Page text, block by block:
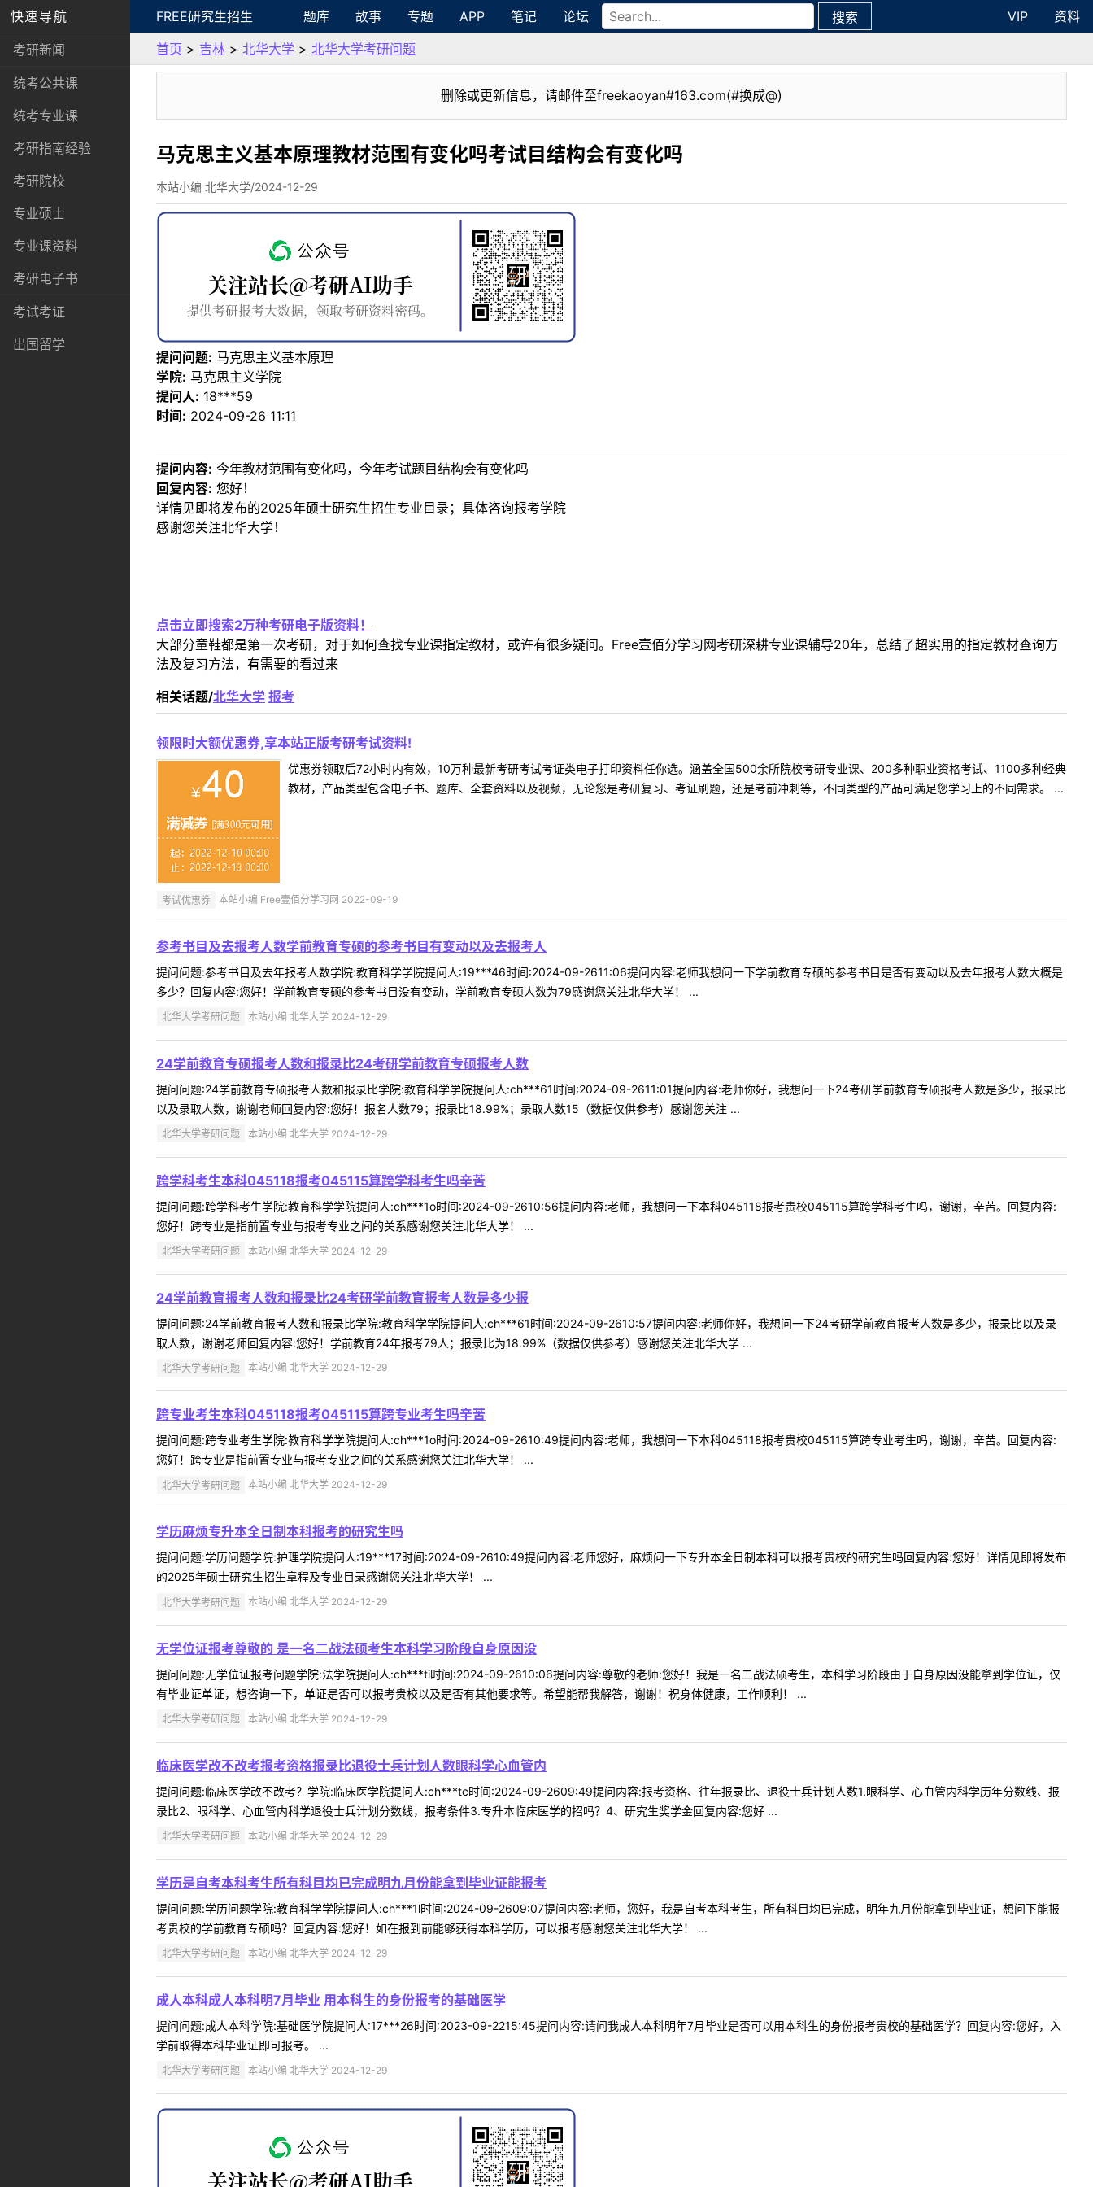
快速导航
考研新闻
统考公共课
统考专业课
考研指南经验
考研院校
专业硕士
专业课资料
考研电子书
考试考证
出国留学
FREE研究生招生 题库 故事 专题 APP 笔记 论坛 搜索 VIP
资料
首页 > 吉林 > 北华大学 > 北华大学考研问题
删除或更新信息，请邮件至freekaoyan#163.com(#换成@)
马克思主义基本原理教材范围有变化吗考试目结构会有变化吗
本站小编 北华大学/2024-12-29
提问问题: 马克思主义基本原理
学院: 马克思主义学院
提问人: 18***59
时间: 2024-09-26 11:11
提问内容: 今年教材范围有变化吗，今年考试题目结构会有变化吗
回复内容: 您好！
详情见即将发布的2025年硕士研究生招生专业目录；具体咨询报考学院
感谢您关注北华大学！
点击立即搜索2万种考研电子版资料！
大部分童鞋都是第一次考研，对于如何查找专业课指定教材，或许有很多疑问。Free壹佰分学习网考研深耕专业课辅导20年，总结了超实用的指定教材查询方
法及复习方法，有需要的看过来
相关话题/北华大学 报考
领限时大额优惠券,享本站正版考研考试资料!
优惠券领取后72小时内有效，10万种最新考研考试考证类电子打印资料任你选。涵盖全国500余所院校考研专业课、200多种职业资格考试、1100多种经典
教材，产品类型包含电子书、题库、全套资料以及视频，无论您是考研复习、考证刷题，还是考前冲刺等，不同类型的产品可满足您学习上的不同需求。 ...
考试优惠券 本站小编 Free壹佰分学习网 2022-09-19
参考书目及去报考人数学前教育专硕的参考书目有变动以及去报考人
提问问题:参考书目及去年报考人数学院:教育科学学院提问人:19***46时间:2024-09-2611:06提问内容:老师我想问一下学前教育专硕的参考书目是否有变动以及去年报考人数大概是
多少？回复内容:您好！学前教育专硕的参考书目没有变动，学前教育专硕人数为79感谢您关注北华大学！ ...
北华大学考研问题 本站小编 北华大学 2024-12-29
24学前教育专硕报考人数和报录比24考研学前教育专硕报考人数
提问问题:24学前教育专硕报考人数和报录比学院:教育科学学院提问人:ch***61时间:2024-09-2611:01提问内容:老师你好，我想问一下24考研学前教育专硕报考人数是多少，报录比
以及录取人数，谢谢老师回复内容:您好！报名人数79；报录比18.99%；录取人数15（数据仅供参考）感谢您关注 ...
北华大学考研问题 本站小编 北华大学 2024-12-29
跨学科考生本科045118报考045115算跨学科考生吗辛苦
提问问题:跨学科考生学院:教育科学学院提问人:ch***1o时间:2024-09-2610:56提问内容:老师，我想问一下本科045118报考贵校045115算跨学科考生吗，谢谢，辛苦。回复内容:
您好！跨专业是指前置专业与报考专业之间的关系感谢您关注北华大学！ ...
北华大学考研问题 本站小编 北华大学 2024-12-29
24学前教育报考人数和报录比24考研学前教育报考人数是多少报
提问问题:24学前教育报考人数和报录比学院:教育科学学院提问人:ch***61时间:2024-09-2610:57提问内容:老师你好，我想问一下24考研学前教育报考人数是多少，报录比以及录
取人数，谢谢老师回复内容:您好！学前教育24年报考79人；报录比为18.99%（数据仅供参考）感谢您关注北华大学 ...
北华大学考研问题 本站小编 北华大学 2024-12-29
跨专业考生本科045118报考045115算跨专业考生吗辛苦
提问问题:跨专业考生学院:教育科学学院提问人:ch***1o时间:2024-09-2610:49提问内容:老师，我想问一下本科045118报考贵校045115算跨专业考生吗，谢谢，辛苦。回复内容:
您好！跨专业是指前置专业与报考专业之间的关系感谢您关注北华大学！ ...
北华大学考研问题 本站小编 北华大学 2024-12-29
学历麻烦专升本全日制本科报考的研究生吗
提问问题:学历问题学院:护理学院提问人:19***17时间:2024-09-2610:49提问内容:老师您好，麻烦问一下专升本全日制本科可以报考贵校的研究生吗回复内容:您好！详情见即将发布
的2025年硕士研究生招生章程及专业目录感谢您关注北华大学！ ...
北华大学考研问题 本站小编 北华大学 2024-12-29
无学位证报考尊敬的 是一名二战法硕考生本科学习阶段自身原因没
提问问题:无学位证报考问题学院:法学院提问人:ch***ti时间:2024-09-2610:06提问内容:尊敬的老师:您好！我是一名二战法硕考生，本科学习阶段由于自身原因没能拿到学位证，仅
有毕业证单证，想咨询一下，单证是否可以报考贵校以及是否有其他要求等。希望能帮我解答，谢谢！祝身体健康，工作顺利！ ...
北华大学考研问题 本站小编 北华大学 2024-12-29
临床医学改不改考报考资格报录比退役士兵计划人数眼科学心血管内
提问问题:临床医学改不改考？学院:临床医学院提问人:ch***tc时间:2024-09-2609:49提问内容:报考资格、往年报录比、退役士兵计划人数1.眼科学、心血管内科学历年分数线、报
录比2、眼科学、心血管内科学退役士兵计划分数线，报考条件3.专升本临床医学的招吗？4、研究生奖学金回复内容:您好 ...
北华大学考研问题 本站小编 北华大学 2024-12-29
学历是自考本科考生所有科目均已完成明九月份能拿到毕业证能报考
提问问题:学历问题学院:教育科学学院提问人:ch***1l时间:2024-09-2609:07提问内容:老师，您好，我是自考本科考生，所有科目均已完成，明年九月份能拿到毕业证，想问下能报
考贵校的学前教育专硕吗？回复内容:您好！如在报到前能够获得本科学历，可以报考感谢您关注北华大学！ ...
北华大学考研问题 本站小编 北华大学 2024-12-29
成人本科成人本科明7月毕业 用本科生的身份报考的基础医学
提问问题:成人本科学院:基础医学院提问人:17***26时间:2023-09-2215:45提问内容:请问我成人本科明年7月毕业是否可以用本科生的身份报考贵校的基础医学？回复内容:您好，入
学前取得本科毕业证即可报考。 ...
北华大学考研问题 本站小编 北华大学 2024-12-29